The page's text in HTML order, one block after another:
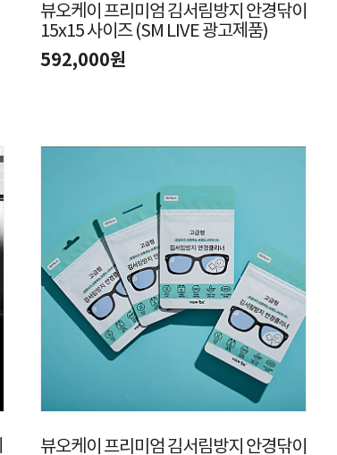
뷰오케이 프리미엄 김서림방지 안경닦이
15x15 사이즈 (SM LIVE 광고제품)
592,000원
뷰오케이 프리미엄 김서림방지 안경닦이